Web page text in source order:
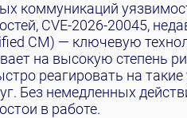
коммуникаций
CVE-2026-20045,
CM) — ключевую
на высокую степень
реагировать на
Без немедленных
в работе.